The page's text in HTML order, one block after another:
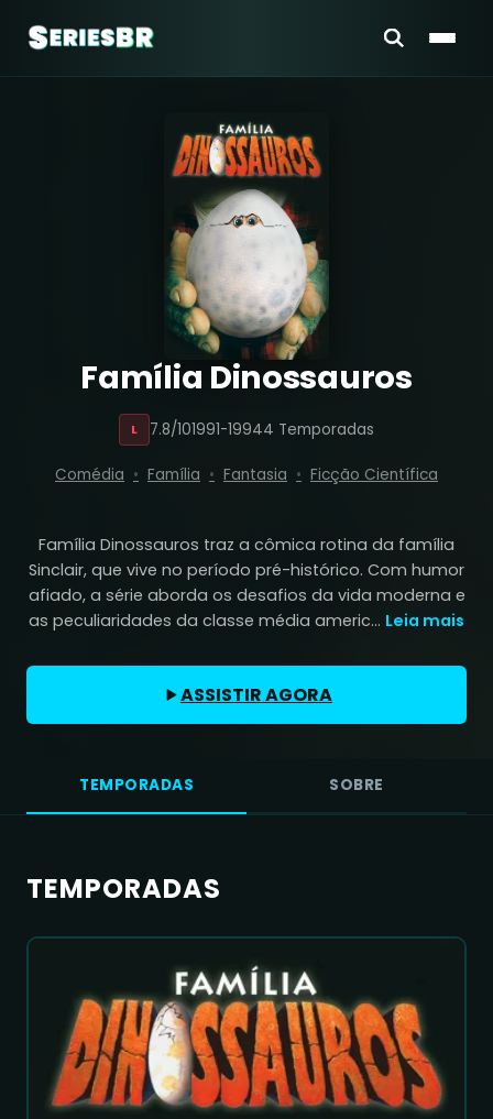
Família Dinossauros
L 7.8/101991-19944 Temporadas
Comédia Família Fantasia Ficção Científica
Família Dinossauros traz a cômica rotina da família
Sinclair, que vive no período pré-histórico. Com humor
afiado, a série aborda os desafios da vida moderna e
as peculiaridades da classe média americ... Leia mais
ASSISTIR AGORA
TEMPORADAS SOBRE
TEMPORADAS